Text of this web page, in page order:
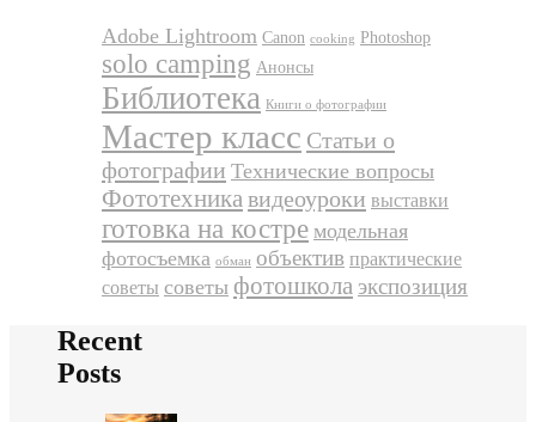
Adobe Lightroom Canon cooking Photoshop
solo camping Анонсы
Библиотека Книги о фотографии
Мастер класс Статьи о
фотографии Технические вопросы
Фототехника видеоуроки выставки
готовка на костре модельная
фотосъемка обман объектив практические
советы советы фотошкола экспозиция
Recent
Posts